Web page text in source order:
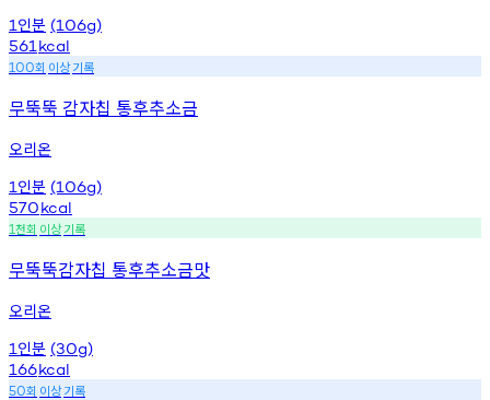
1 인분 (106g)
561 kcal
100회 이상기록
무뚝뚝 감자칩 통후추소금
오리온
1 인분 (106g)
570kcal
1천회 이상기록
무뚝뚝감자칩 통후추소금맛
오리온
1 인분 (30g)
166kcal
50회 이상기록